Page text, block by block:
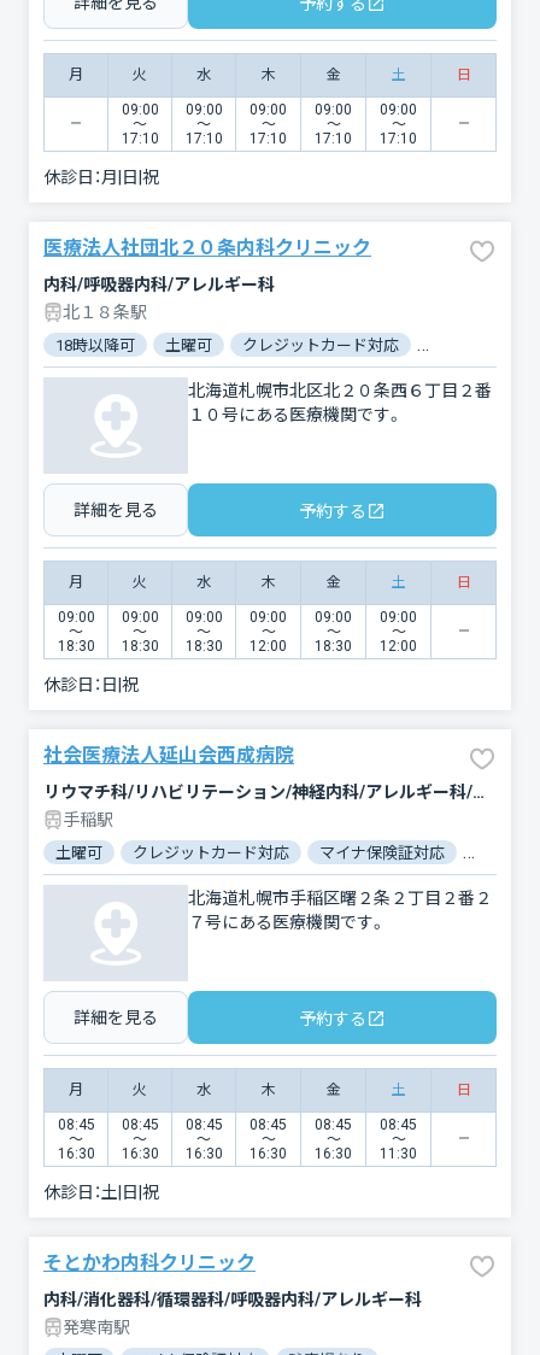
月 火 水 木 金 土 日
09:00
〜
17:10
09:00
〜
17:10
09:00
〜
17:10
09:00
〜
17:10
09:00
〜
17:10
休診日：月|日|祝
医療法人社団北２０条内科クリニック
内科/呼吸器内科/アレルギー科
北１８条駅
18時以降可 土曜可 クレジットカード対応
北海道札幌市北区北２０条西６丁目２番
１０号にある医療機関です。
詳細を見る 予約する
月 火 水 木 金 土 日
09:00
〜
18:30
09:00
〜
18:30
09:00
〜
18:30
09:00
〜
12:00
09:00
〜
18:30
09:00
〜
12:00
休診日： 日|祝
社会医療法人延山会西成病院
リウマチ科/リハビリテーション/神経内科/アレルギー科/内科/呼吸器内科/循環器科/消化器科/糖尿病内科
手稲駅
土曜可 クレジットカード対応 マイナ保険証対応
北海道札幌市手稲区曙２条２丁目２番２
７号にある医療機関です。
詳細を見る 予約する
月 火 水 木 金 土 日
08:45
〜
16:30
08:45
〜
16:30
08:45
〜
16:30
08:45
〜
16:30
08:45
〜
16:30
08:45
〜
11:30
休診日：土|日|祝
そとかわ内科クリニック
内科/消化器科/循環器科/呼吸器内科/アレルギー科
発寒南駅